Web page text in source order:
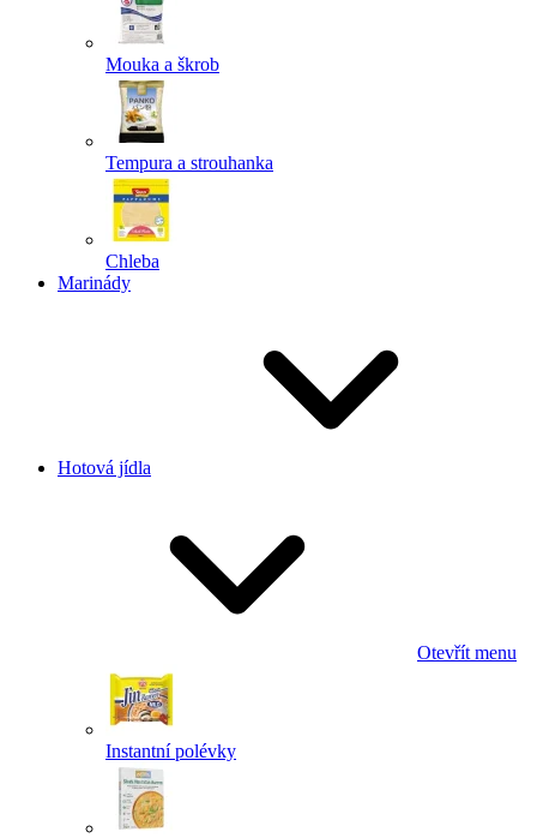
Mouka a škrob
Tempura a strouhanka
Chleba
Marinády
Hotová jídla
Otevřít menu
Instantní polévky